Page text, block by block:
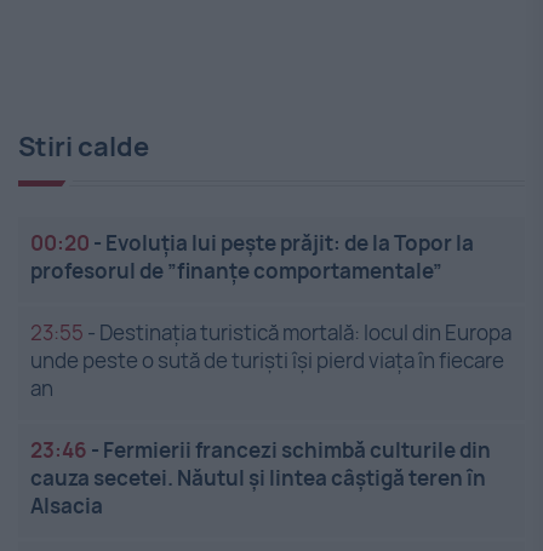
Stiri calde
00:20 - Evoluția lui pește prăjit: de la Topor la
profesorul de ”finanțe comportamentale”
23:55 - Destinația turistică mortală: locul din Europa
unde peste o sută de turiști își pierd viața în fiecare
an
23:46 - Fermierii francezi schimbă culturile din
cauza secetei. Năutul și lintea câștigă teren în
Alsacia